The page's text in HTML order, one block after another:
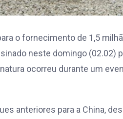
o fornecimento de 1,5
neste domingo (02.02)
ocorreu durante um
anteriores para a China,